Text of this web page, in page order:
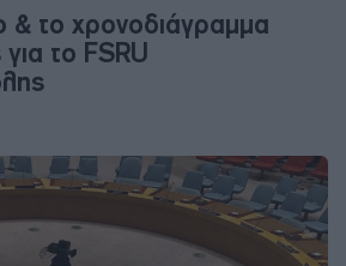
& το χρονοδιάγραμμα
το FSRU